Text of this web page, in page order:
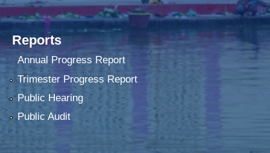
Reports
Annual Progress Report
Trimester Progress Report
Public Hearing
Public Audit